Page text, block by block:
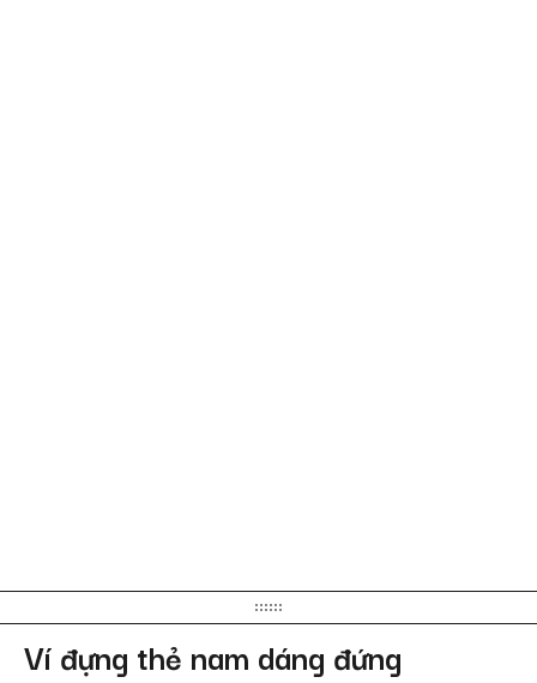
Ví đựng thẻ nam dáng đứng